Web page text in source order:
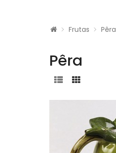
Frutas Pêra
Pêra